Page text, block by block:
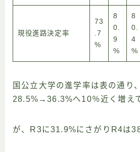
現役進路決定率
73
.7
%
8
0.
9
%
8
0.
4
%
国公立大学の進学率は表の通り
28.5%→36.3%へ10％近く増えて
が、R3に31.9%にさがりR4は